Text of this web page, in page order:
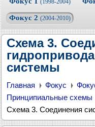
(1998-2004)
Фокус 2 (2004-2010)
Схема 3.
системы
Главная Фокус
Принципиальные схемы